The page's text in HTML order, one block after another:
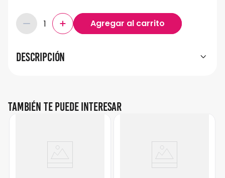
Descripción
También te puede interesar